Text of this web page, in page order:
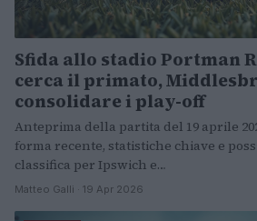
Sfida allo stadio Portman
cerca il primato,
consolidare i play-off
Anteprima della partita del 19 aprile
forma recente, statistiche chiave e
classifica per Ipswich e…
Matteo Galli · 19 Apr 2026